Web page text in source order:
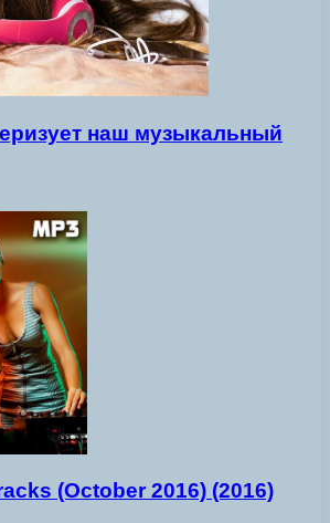
наш музыкальный
(October 2016) (2016)